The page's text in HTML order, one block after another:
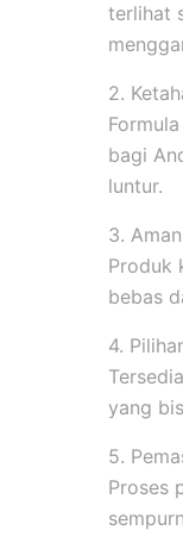
terlihat
2.
bagi
luntur.
3.
Produk
bebas
4.
yang
5.
Proses